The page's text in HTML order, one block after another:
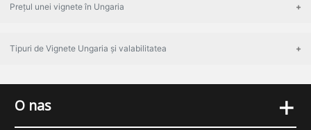
Prețul unei vignete în Ungaria
Tipuri de Vignete Ungaria și valabilitatea
O nas +